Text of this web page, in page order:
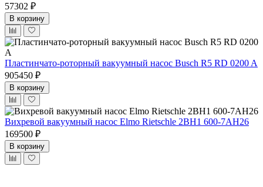
57302 ₽
В корзину
Пластинчато-роторный вакуумный насос Busch R5 RD 0200 A
905450 ₽
В корзину
Вихревой вакуумный насос Elmo Rietschle 2BH1 600-7AH26
169500 ₽
В корзину